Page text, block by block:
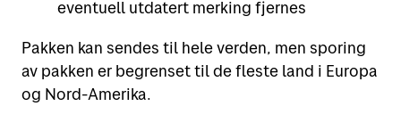
eventuell utdatert merking fjernes
Pakken kan sendes til hele verden, men sporing
av pakken er begrenset til de fleste land i Europa
og Nord-Amerika.